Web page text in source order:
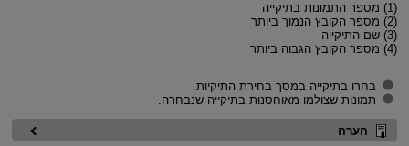
(1) מספר התמונות בתיקייה
(2) מספר הקובץ הנמוך ביותר
(3) שם התיקייה
(4) מספר הקובץ הגבוה ביותר
בחרו בתיקייה במסך בחירת התיקיות.
תמונות שצולמו מאוחסנות בתיקייה שנבחרה.
הערה